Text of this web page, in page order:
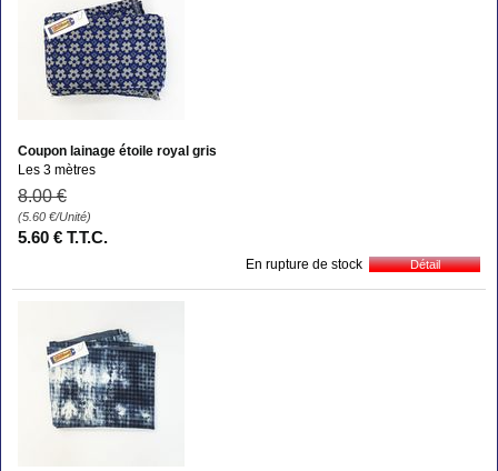
Coupon lainage étoile royal gris
Les 3 mètres
8.00 €
(5.60 €/Unité)
5.60 € T.T.C.
En rupture de stock